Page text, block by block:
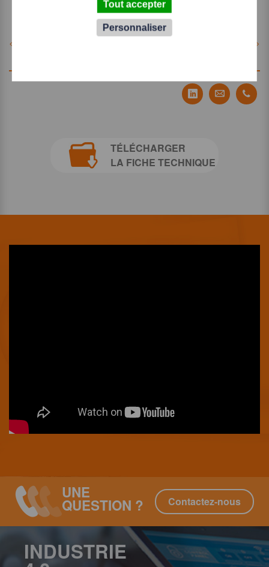
< Produit précédent Produit suivant >
PartagerPartager
TÉLÉCHARGER
LA FICHE TECHNIQUE
UNE
QUESTION ? Contactez-nous
INDUSTRIE
Tout accepter
Personnaliser